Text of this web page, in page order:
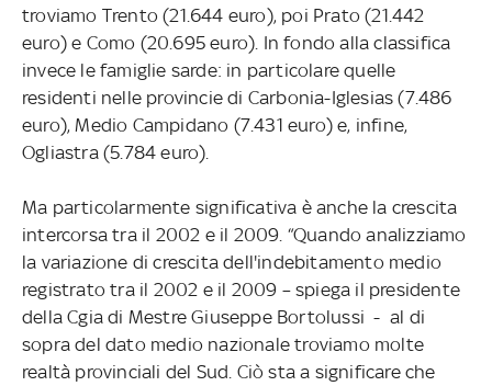
troviamo Trento (21.644 euro), poi Prato (21.442
euro) e Como (20.695 euro). In fondo alla classifica
invece le famiglie sarde: in particolare quelle
residenti nelle provincie di Carbonia-Iglesias (7.486
euro), Medio Campidano (7.431 euro) e, infine,
Ogliastra (5.784 euro).
Ma particolarmente significativa è anche la crescita
intercorsa tra il 2002 e il 2009. “Quando analizziamo
la variazione di crescita dell'indebitamento medio
registrato tra il 2002 e il 2009 – spiega il presidente
della Cgia di Mestre Giuseppe Bortolussi - al di
sopra del dato medio nazionale troviamo molte
realtà provinciali del Sud. Ciò sta a significare che